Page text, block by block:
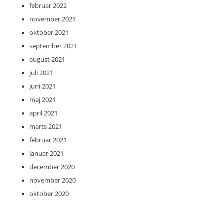
februar 2022
november 2021
oktober 2021
september 2021
august 2021
juli 2021
juni 2021
maj 2021
april 2021
marts 2021
februar 2021
januar 2021
december 2020
november 2020
oktober 2020